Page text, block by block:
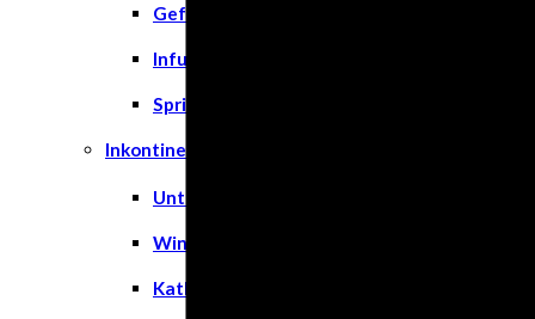
Gefäßkatheter
Infusionslösungen & Zubehör
Spritzen
Inkontinenz
Unterlagen
Windeln
Katheter